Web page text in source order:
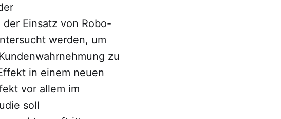
Einsatz von Robo-
werden, um
zu
in einem neuen
vor allem im
soll